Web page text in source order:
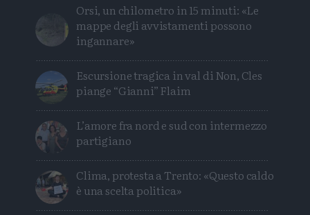
Orsi, un chilometro in 15 minuti: «Le
mappe degli avvistamenti possono
ingannare»
Escursione tragica in val di Non, Cles
piange “Gianni” Flaim
L’amore fra nord e sud con intermezzo
partigiano
Clima, protesta a Trento: «Questo caldo
è una scelta politica»